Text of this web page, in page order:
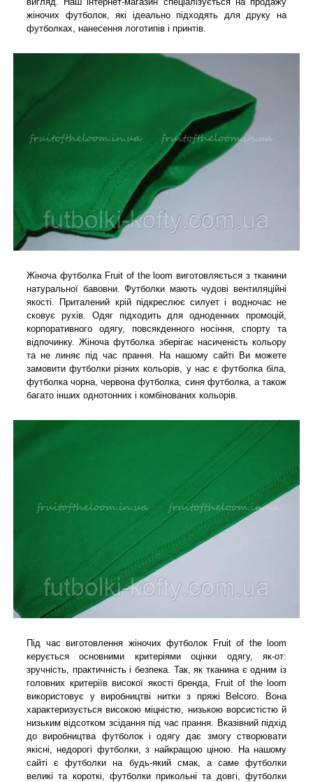
жіночих футболок, які ідеально підходять для друку на
футболках, нанесення логотипів і принтів
Жіноча футболка Fruit of the loom виготовляється з тканини
натуральної бавовни. Футболки мають чудові вентиляційні
якості. Приталений крій підкреслює силует і водночас не
сковує рухів. Одяг підходить для одноденних промоцій,
корпоративного одягу, повсякденного носіння, спорту та
відпочинку. Жіноча футболка зберігає насиченість кольору
та не линяє під час прання. На нашому сайті Ви можете
замовити футболки різних кольорів, у нас є футболка біла,
футболка чорна, червона футболка, синя футболка, а також
багато інших однотонних і комбінованих кольорів.
Під час виготовлення жіночих футболок Fruit of the loom
керується основними критеріями оцінки одягу, як-от:
зручність, практичність і безпека. Так, як тканина є одним із
головних критеріїв високої якості бренда, Fruit of the loom
використовує у виробництві нитки з пряжі Belcoro. Вона
характеризується високою міцністю, низькою ворсистістю й
низьким відсотком зсідання під час прання. Вказівний підхід
до виробництва футболок і одягу дає змогу створювати
якісні, недорогі футболки, з найкращою ціною. На нашому
сайті є футболки на будь-який смак, а саме футболки
великі та короткі, футболки прикольні та довгі, футболки